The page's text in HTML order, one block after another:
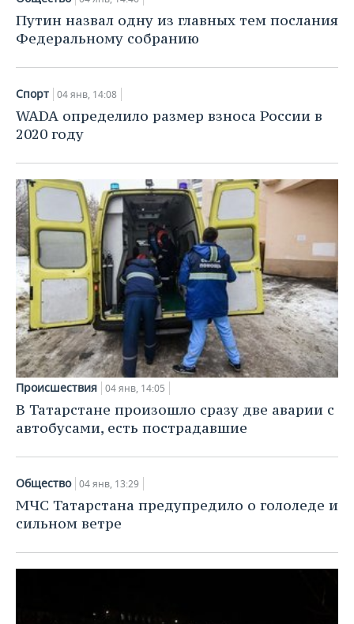
Путин назвал одну из главных тем послания
Федеральному собранию
Спорт 04 янв, 14:08
WADA определило размер взноса России в
2020 году
Происшествия 04 янв, 14:05
В Татарстане произошло сразу две аварии с
автобусами, есть пострадавшие
Общество 04 янв, 13:29
МЧС Татарстана предупредило о гололеде и
сильном ветре